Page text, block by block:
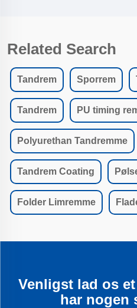
Related Search
Tandrem Sporrem
Tandrem PU timing
Polyurethan Tandremme
Tandrem Coating
Folder Limremme
Venligst lad os
har nogen